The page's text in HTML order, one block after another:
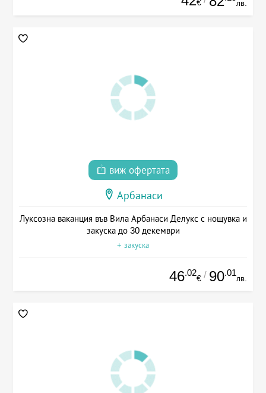
€ лв.
виж офертата
Арбанаси
Луксозна ваканция във Вила Арбанаси Делукс с нощувка и
закуска до 30 декември
+ закуска
46.02
€ / 90.01
лв.